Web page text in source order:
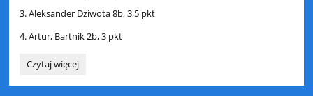
3. Aleksander Dziwota 8b, 3,5 pkt
4. Artur, Bartnik 2b, 3 pkt
Turniej
z
Czytaj więcej